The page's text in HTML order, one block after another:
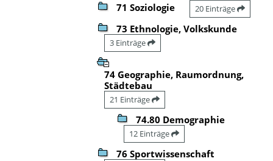
71 Soziologie 20 Einträge
73 Ethnologie, Volkskunde
3 Einträge
74 Geographie, Raumordnung,
Städtebau
21 Einträge
74.80 Demographie
12 Einträge
76 Sportwissenschaft